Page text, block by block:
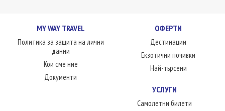
КОНТАКТИMY WAY TRAVEL
Политика за защита на лични
данни
Кои сме ние
Документи
ОФЕРТИ
Дестинации
Екзотични почивки
Най-търсени
УСЛУГИ
Самолетни билети